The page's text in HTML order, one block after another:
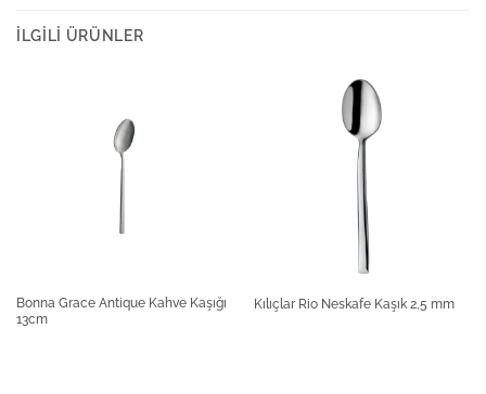
İLGILI ÜRÜNLER
Bonna Grace Antique Kahve Kaşığı
13cm
Kılıçlar Rio Neskafe Kaşık 2,5 mm